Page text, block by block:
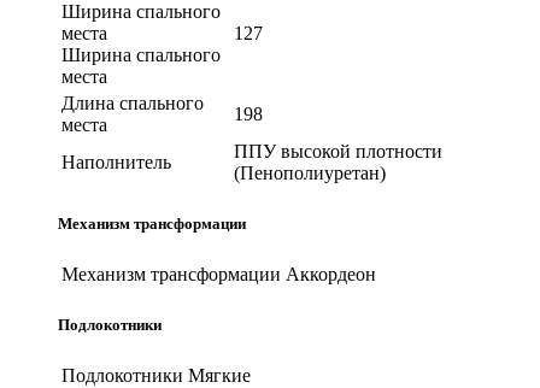
Ширина спального
места
Ширина спального
места
127
Длина спального
места
198
Наполнитель
ППУ высокой плотности
(Пенополиуретан)
Механизм трансформации
Механизм трансформации Аккордеон
Подлокотники
Подлокотники Мягкие